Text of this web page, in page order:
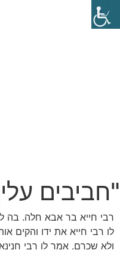
"חביבים
רבי חייא בר אבא חלה. בה
לו רבי חייא את ידו והקים
ולא שכרם. אמר לו רבי